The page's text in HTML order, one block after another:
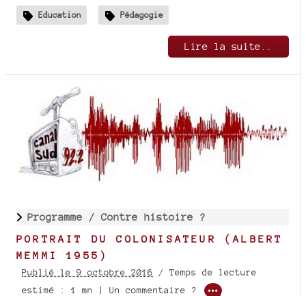
Education Pédagogie
Lire la suite..
Programme / Contre histoire ?
PORTRAIT DU COLONISATEUR (ALBERT
MEMMI 1955)
Publié le 9 octobre 2016 / Temps de lecture
estimé : 1 mn | Un commentaire ?